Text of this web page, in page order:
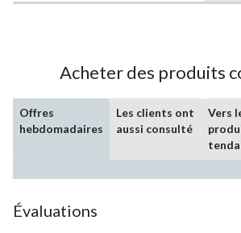
Acheter des produits
Offres
hebdomadaires
Les clients ont
aussi consulté
Vers
Évaluations